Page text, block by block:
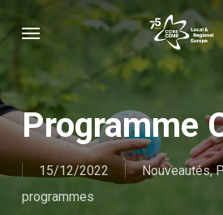
to
content
Menu
Programme
15/12/2022 Nouveautés,
programmes